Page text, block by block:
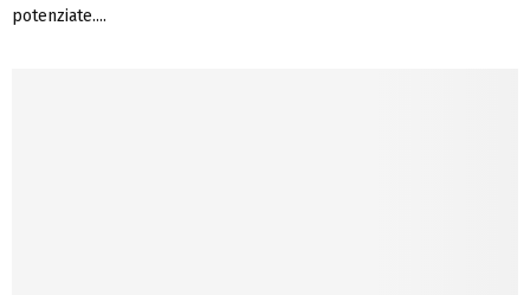
potenziate....